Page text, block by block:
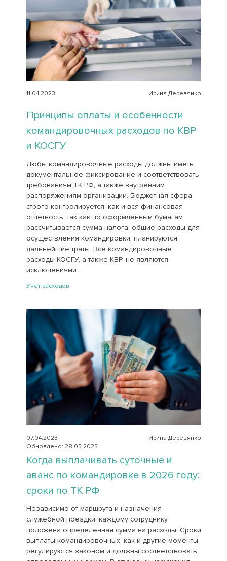
11.04.2023 Ирина Деревянко
Принципы оплаты и особенности
командировочных расходов по КВР
и КОСГУ
Любы командировочные расходы должны иметь
документальное фиксирование и соответствовать
требованиям ТК РФ, а также внутренним
распоряжениям организации. Бюджетная сфера
строго контролируется, как и вся финансовая
отчетность, так как по оформленным бумагам
рассчитывается сумма налога, общие расходы для
осуществления командировки, планируются
дальнейшие траты. Все командировочные
расходы КОСГУ, а также КВР, не являются
исключениями.
Учет расходов
07.04.2023
Обновлено: 28.05.2025
Ирина Деревянко
Когда выплачивать суточные и
аванс по командировке в 2026 году:
сроки по ТК РФ
Независимо от маршрута и назначения
служебной поездки, каждому сотруднику
положена определенная сумма на расходы. Сроки
выплаты командировочных, как и другие моменты,
регулируются законом и должны соответствовать